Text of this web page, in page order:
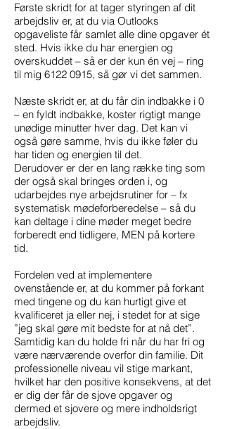
Første skridt for at tager styringen af dit
arbejdsliv er, at du via Outlooks
opgaveliste får samlet alle dine opgaver ét
sted. Hvis ikke du har energien og
overskuddet – så er der kun én vej – ring
til mig 6122 0915, så gør vi det sammen.
Næste skridt er, at du får din indbakke i 0
– en fyldt indbakke, koster rigtigt mange
unødige minutter hver dag. Det kan vi
også gøre samme, hvis du ikke føler du
har tiden og energien til det.
Derudover er der en lang række ting som
der også skal bringes orden i, og
udarbejdes nye arbejdsrutiner for – fx
systematisk mødeforberedelse – så du
kan deltage i dine møder meget bedre
forberedt end tidligere, MEN på kortere
tid.
Fordelen ved at implementere
ovenstående er, at du kommer på forkant
med tingene og du kan hurtigt give et
kvalificeret ja eller nej, i stedet for at sige
”jeg skal gøre mit bedste for at nå det”.
Samtidig kan du holde fri når du har fri og
være nærværende overfor din familie. Dit
professionelle niveau vil stige markant,
hvilket har den positive konsekvens, at det
er dig der får de sjove opgaver og
dermed et sjovere og mere indholdsrigt
arbejdsliv.